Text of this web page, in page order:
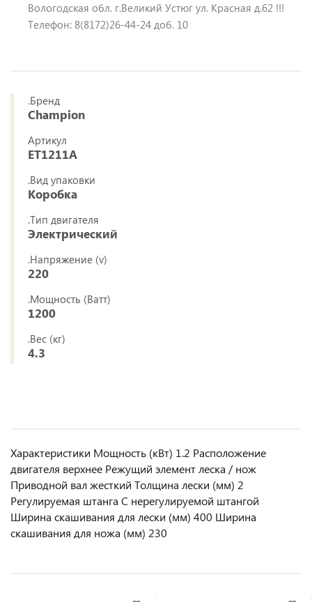
Вологодская обл. г.Великий Устюг ул. Красная д.62 !!!
Телефон: 8(8172)26-44-24 доб. 10
.Бренд
Champion
Артикул
ET1211A
.Вид упаковки
Коробка
.Тип двигателя
Электрический
.Напряжение (v)
220
.Мощность (Ватт)
1200
.Вес (кг)
4.3
Характеристики Мощность (кВт) 1.2 Расположение
двигателя верхнее Режущий элемент леска / нож
Приводной вал жесткий Толщина лески (мм) 2
Регулируемая штанга С нерегулируемой штангой
Ширина скашивания для лески (мм) 400 Ширина
скашивания для ножа (мм) 230